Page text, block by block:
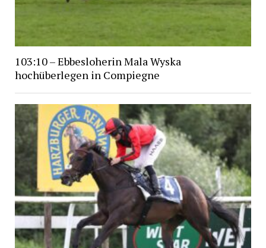
103:10 – Ebbesloherin Mala Wyska
hochüberlegen in Compiegne